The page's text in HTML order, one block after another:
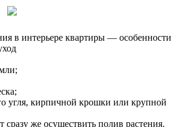
в интерьере квартиры — особенности
угля, кирпичной крошки или крупной
сразу же осуществить полив растения.